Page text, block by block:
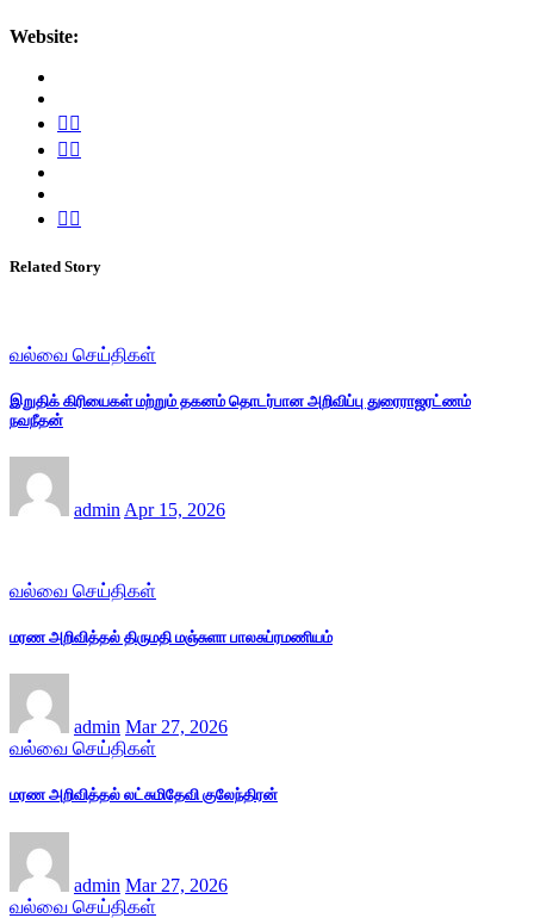
Website:
Related Story
வல்வை செய்திகள்
இறுதிக் கிரியைகள் மற்றும் தகனம் தொடர்பான அறிவிப்பு துரைராஜரட்ணம்
நவநீதன்
admin Apr 15, 2026
வல்வை செய்திகள்
மரண அறிவித்தல் திருமதி மஞ்சுளா பாலசுப்ரமணியம்
admin Mar 27, 2026
வல்வை செய்திகள்
மரண அறிவித்தல் லட்சுமிதேவி குலேந்திரன்
admin Mar 27, 2026
வல்வை செய்திகள்